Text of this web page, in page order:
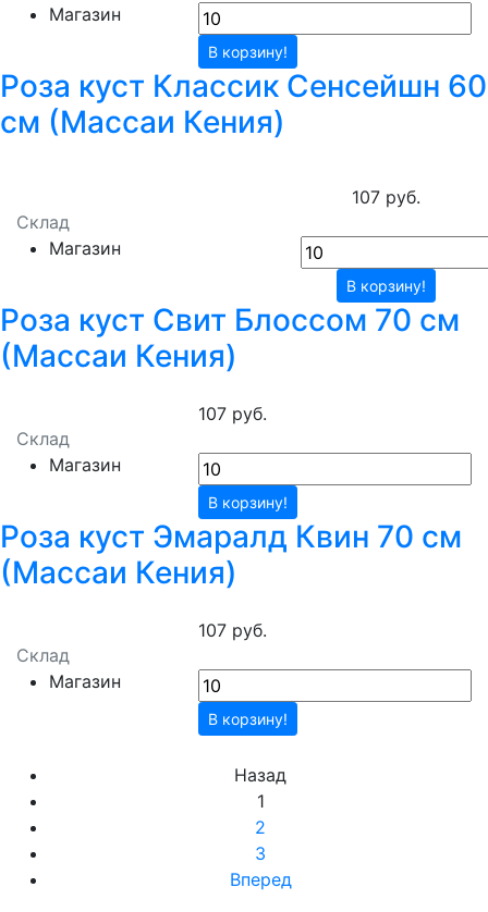
Магазин
В корзину!
Роза куст Классик Сенсейшн 60
см (Массаи Кения)
Склад
Магазин
107 руб.
В корзину!
Роза куст Свит Блоссом 70 см
(Массаи Кения)
Склад
Магазин
107 руб.
В корзину!
Роза куст Эмаралд Квин 70 см
(Массаи Кения)
Склад
Магазин
107 руб.
В корзину!
Назад
1
2
3
Вперед